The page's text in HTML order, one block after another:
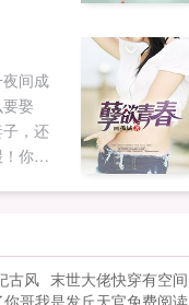
间成
娶
，还
你在
古风 末世大佬快穿有空间
哥我是发丘天官免费阅读